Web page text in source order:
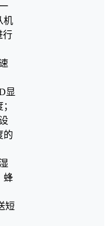
机
行
显
的
蜂
短